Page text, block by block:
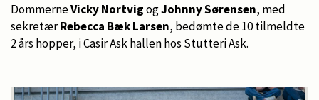
DommerneVicky NortvigogJohnny Sørensen, med
sekretærRebecca Bæk Larsen, bedømte de 10 tilmeldte
2 års hopper, i Casir Ask hallen hos Stutteri Ask.